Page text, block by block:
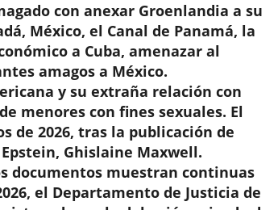
con anexar Groenlandia a su
México, el Canal de Panamá, la
a Cuba, amenazar al
amagos a México.
y su extraña relación con
menores con fines sexuales. El
de 2026, tras la publicación de
Ghislaine Maxwell.
documentos muestran continuas
el Departamento de Justicia de